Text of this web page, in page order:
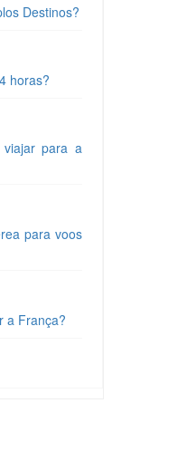
Destinos?
horas?
para a
para voos
a França?